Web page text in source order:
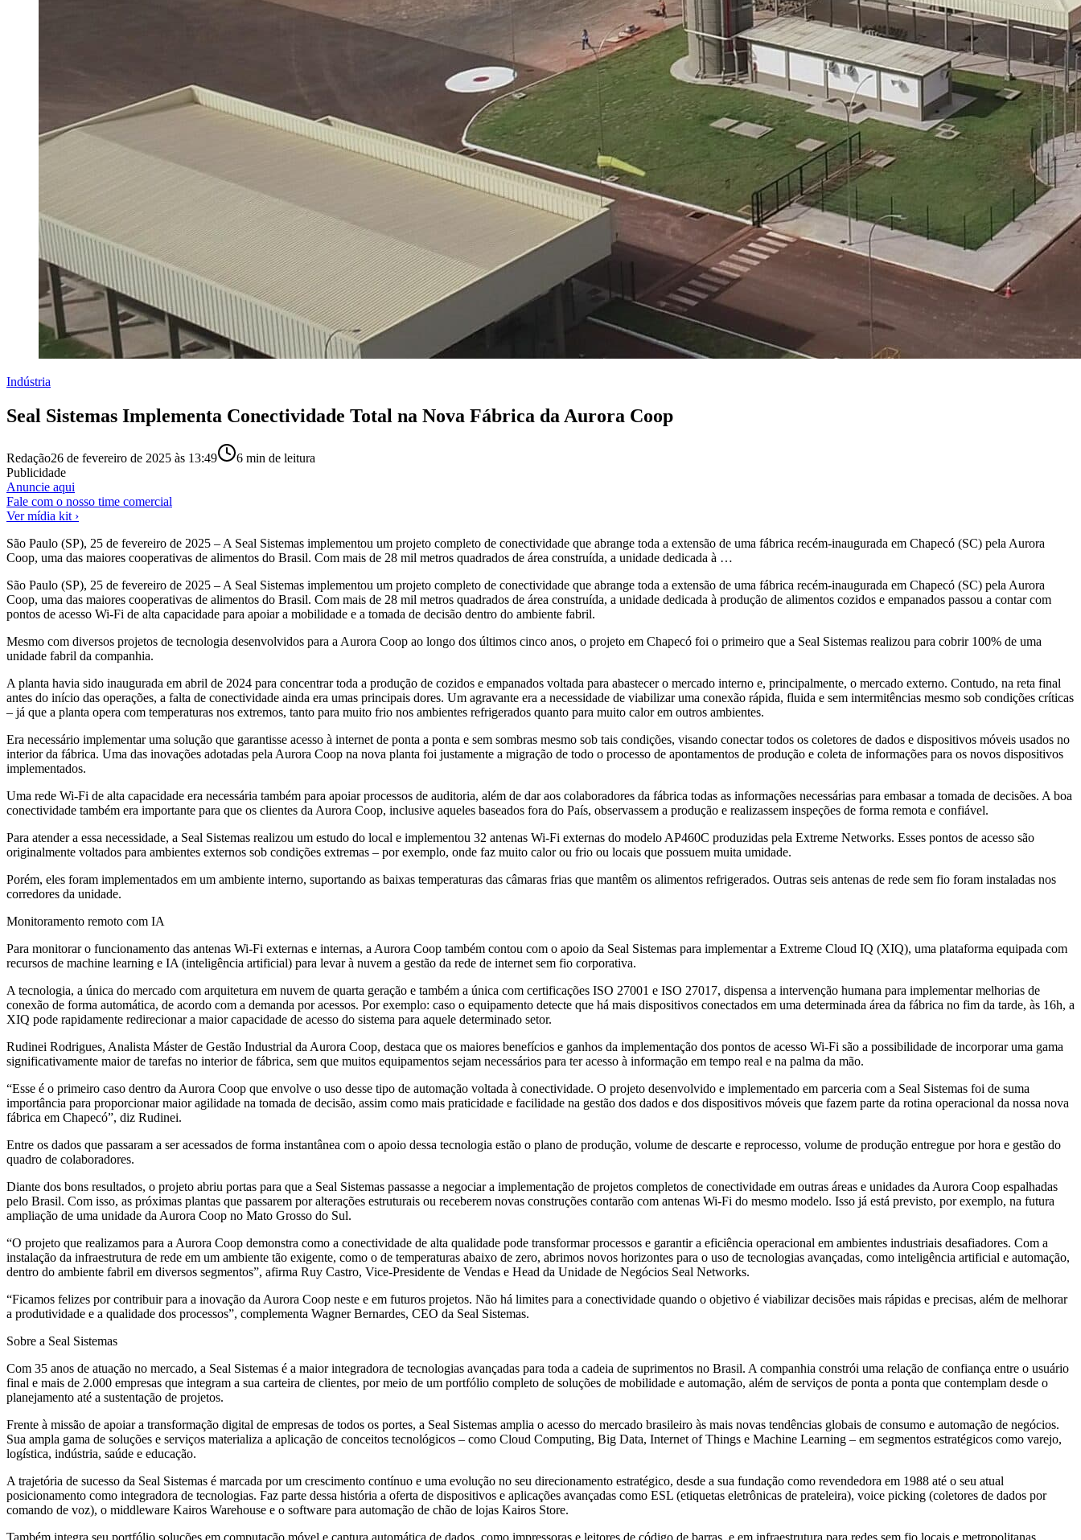
Indústria
Seal Sistemas Implementa Conectividade Total na Nova Fábrica da Aurora Coop
Redação26 de fevereiro de 2025 às 13:49 6 min de leitura
Publicidade
Anuncie aqui
Fale com o nosso time comercial
Ver mídia kit ›
São Paulo (SP), 25 de fevereiro de 2025 – A Seal Sistemas implementou um projeto completo de conectividade que abrange toda a extensão de uma fábrica recém-inaugurada em Chapecó (SC) pela Aurora
Coop, uma das maiores cooperativas de alimentos do Brasil. Com mais de 28 mil metros quadrados de área construída, a unidade dedicada à …
São Paulo (SP), 25 de fevereiro de 2025 – A Seal Sistemas implementou um projeto completo de conectividade que abrange toda a extensão de uma fábrica recém-inaugurada em Chapecó (SC) pela Aurora
Coop, uma das maiores cooperativas de alimentos do Brasil. Com mais de 28 mil metros quadrados de área construída, a unidade dedicada à produção de alimentos cozidos e empanados passou a contar com
pontos de acesso Wi-Fi de alta capacidade para apoiar a mobilidade e a tomada de decisão dentro do ambiente fabril.
Mesmo com diversos projetos de tecnologia desenvolvidos para a Aurora Coop ao longo dos últimos cinco anos, o projeto em Chapecó foi o primeiro que a Seal Sistemas realizou para cobrir 100% de uma
unidade fabril da companhia.
A planta havia sido inaugurada em abril de 2024 para concentrar toda a produção de cozidos e empanados voltada para abastecer o mercado interno e, principalmente, o mercado externo. Contudo, na reta final
antes do início das operações, a falta de conectividade ainda era umas principais dores. Um agravante era a necessidade de viabilizar uma conexão rápida, fluida e sem intermitências mesmo sob condições críticas
– já que a planta opera com temperaturas nos extremos, tanto para muito frio nos ambientes refrigerados quanto para muito calor em outros ambientes.
Era necessário implementar uma solução que garantisse acesso à internet de ponta a ponta e sem sombras mesmo sob tais condições, visando conectar todos os coletores de dados e dispositivos móveis usados no
interior da fábrica. Uma das inovações adotadas pela Aurora Coop na nova planta foi justamente a migração de todo o processo de apontamentos de produção e coleta de informações para os novos dispositivos
implementados.
Uma rede Wi-Fi de alta capacidade era necessária também para apoiar processos de auditoria, além de dar aos colaboradores da fábrica todas as informações necessárias para embasar a tomada de decisões. A boa
conectividade também era importante para que os clientes da Aurora Coop, inclusive aqueles baseados fora do País, observassem a produção e realizassem inspeções de forma remota e confiável.
Para atender a essa necessidade, a Seal Sistemas realizou um estudo do local e implementou 32 antenas Wi-Fi externas do modelo AP460C produzidas pela Extreme Networks. Esses pontos de acesso são
originalmente voltados para ambientes externos sob condições extremas – por exemplo, onde faz muito calor ou frio ou locais que possuem muita umidade.
Porém, eles foram implementados em um ambiente interno, suportando as baixas temperaturas das câmaras frias que mantêm os alimentos refrigerados. Outras seis antenas de rede sem fio foram instaladas nos
corredores da unidade.
Monitoramento remoto com IA
Para monitorar o funcionamento das antenas Wi-Fi externas e internas, a Aurora Coop também contou com o apoio da Seal Sistemas para implementar a Extreme Cloud IQ (XIQ), uma plataforma equipada com
recursos de machine learning e IA (inteligência artificial) para levar à nuvem a gestão da rede de internet sem fio corporativa.
A tecnologia, a única do mercado com arquitetura em nuvem de quarta geração e também a única com certificações ISO 27001 e ISO 27017, dispensa a intervenção humana para implementar melhorias de
conexão de forma automática, de acordo com a demanda por acessos. Por exemplo: caso o equipamento detecte que há mais dispositivos conectados em uma determinada área da fábrica no fim da tarde, às 16h, a
XIQ pode rapidamente redirecionar a maior capacidade de acesso do sistema para aquele determinado setor.
Rudinei Rodrigues, Analista Máster de Gestão Industrial da Aurora Coop, destaca que os maiores benefícios e ganhos da implementação dos pontos de acesso Wi-Fi são a possibilidade de incorporar uma gama
significativamente maior de tarefas no interior de fábrica, sem que muitos equipamentos sejam necessários para ter acesso à informação em tempo real e na palma da mão.
“Esse é o primeiro caso dentro da Aurora Coop que envolve o uso desse tipo de automação voltada à conectividade. O projeto desenvolvido e implementado em parceria com a Seal Sistemas foi de suma
importância para proporcionar maior agilidade na tomada de decisão, assim como mais praticidade e facilidade na gestão dos dados e dos dispositivos móveis que fazem parte da rotina operacional da nossa nova
fábrica em Chapecó”, diz Rudinei.
Entre os dados que passaram a ser acessados de forma instantânea com o apoio dessa tecnologia estão o plano de produção, volume de descarte e reprocesso, volume de produção entregue por hora e gestão do
quadro de colaboradores.
Diante dos bons resultados, o projeto abriu portas para que a Seal Sistemas passasse a negociar a implementação de projetos completos de conectividade em outras áreas e unidades da Aurora Coop espalhadas
pelo Brasil. Com isso, as próximas plantas que passarem por alterações estruturais ou receberem novas construções contarão com antenas Wi-Fi do mesmo modelo. Isso já está previsto, por exemplo, na futura
ampliação de uma unidade da Aurora Coop no Mato Grosso do Sul.
“O projeto que realizamos para a Aurora Coop demonstra como a conectividade de alta qualidade pode transformar processos e garantir a eficiência operacional em ambientes industriais desafiadores. Com a
instalação da infraestrutura de rede em um ambiente tão exigente, como o de temperaturas abaixo de zero, abrimos novos horizontes para o uso de tecnologias avançadas, como inteligência artificial e automação,
dentro do ambiente fabril em diversos segmentos”, afirma Ruy Castro, Vice-Presidente de Vendas e Head da Unidade de Negócios Seal Networks.
“Ficamos felizes por contribuir para a inovação da Aurora Coop neste e em futuros projetos. Não há limites para a conectividade quando o objetivo é viabilizar decisões mais rápidas e precisas, além de melhorar
a produtividade e a qualidade dos processos”, complementa Wagner Bernardes, CEO da Seal Sistemas.
Sobre a Seal Sistemas
Com 35 anos de atuação no mercado, a Seal Sistemas é a maior integradora de tecnologias avançadas para toda a cadeia de suprimentos no Brasil. A companhia constrói uma relação de confiança entre o usuário
final e mais de 2.000 empresas que integram a sua carteira de clientes, por meio de um portfólio completo de soluções de mobilidade e automação, além de serviços de ponta a ponta que contemplam desde o
planejamento até a sustentação de projetos.
Frente à missão de apoiar a transformação digital de empresas de todos os portes, a Seal Sistemas amplia o acesso do mercado brasileiro às mais novas tendências globais de consumo e automação de negócios.
Sua ampla gama de soluções e serviços materializa a aplicação de conceitos tecnológicos – como Cloud Computing, Big Data, Internet of Things e Machine Learning – em segmentos estratégicos como varejo,
logística, indústria, saúde e educação.
A trajetória de sucesso da Seal Sistemas é marcada por um crescimento contínuo e uma evolução no seu direcionamento estratégico, desde a sua fundação como revendedora em 1988 até o seu atual
posicionamento como integradora de tecnologias. Faz parte dessa história a oferta de dispositivos e aplicações avançadas como ESL (etiquetas eletrônicas de prateleira), voice picking (coletores de dados por
comando de voz), o middleware Kairos Warehouse e o software para automação de chão de lojas Kairos Store.
Também integra seu portfólio soluções em computação móvel e captura automática de dados, como impressoras e leitores de código de barras, e em infraestrutura para redes sem fio locais e metropolitanas.